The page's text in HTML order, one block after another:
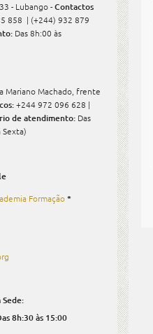
- Lubango -Contactos
858 | (+244) 932 879
Das 8h:00 às
Mariano Machado, frente
+244 972 096 628 |
de atendimento: Das
Sexta)
Formação*
8h:30 às 15:00